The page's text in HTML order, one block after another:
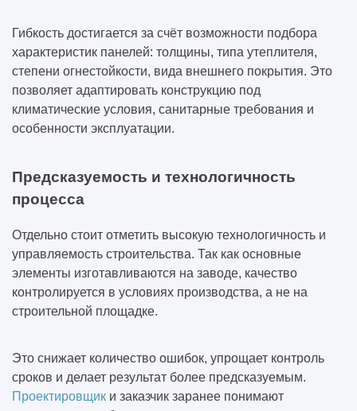
Гибкость достигается за счёт возможности подбора
характеристик панелей: толщины, типа утеплителя,
степени огнестойкости, вида внешнего покрытия. Это
позволяет адаптировать конструкцию под
климатические условия, санитарные требования и
особенности эксплуатации.
Предсказуемость и технологичность
процесса
Отдельно стоит отметить высокую технологичность и
управляемость строительства. Так как основные
элементы изготавливаются на заводе, качество
контролируется в условиях производства, а не на
строительной площадке.
Это снижает количество ошибок, упрощает контроль
сроков и делает результат более предсказуемым.
Проектировщик и заказчик заранее понимают